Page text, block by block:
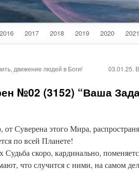
2016 2017 2018 2019 2020 2021
движение людей в Боги! 03.01.25.
№02 (3152) “Ваша
Суверена этого Мира,
по всей Планете!
скоро, кардинально,
что случится с ними, на самом